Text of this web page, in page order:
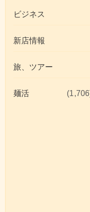
ビジネス
新店情報
旅、ツアー
麺活